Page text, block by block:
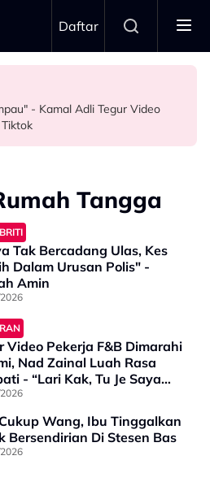
Daftar
118 Sebagai Lokasi Lancar
Air Mata…”
- Kamal Adli Tegur Video
Pondok Buruk, Dia Selalu…” -
10 Tahun Lalu Jadi Bualan
Diri, Percaya Jodoh Hadir
Nak Pasangan Baik, Kita
Tangga
Tak Bercadang Ulas, Kes
Dalam Urusan Polis" -
Amin
Video Pekerja F&B Dimarahi
Nad Zainal Luah Rasa
- “Lari Kak, Tu Je Saya
Wang, Ibu Tinggalkan
Bersendirian Di Stesen Bas